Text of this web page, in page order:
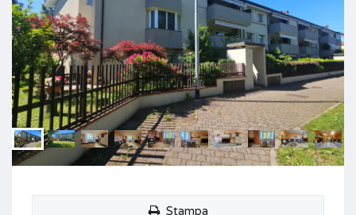
Stampa